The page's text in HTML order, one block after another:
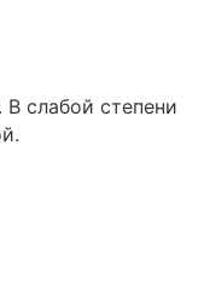
слабой степени